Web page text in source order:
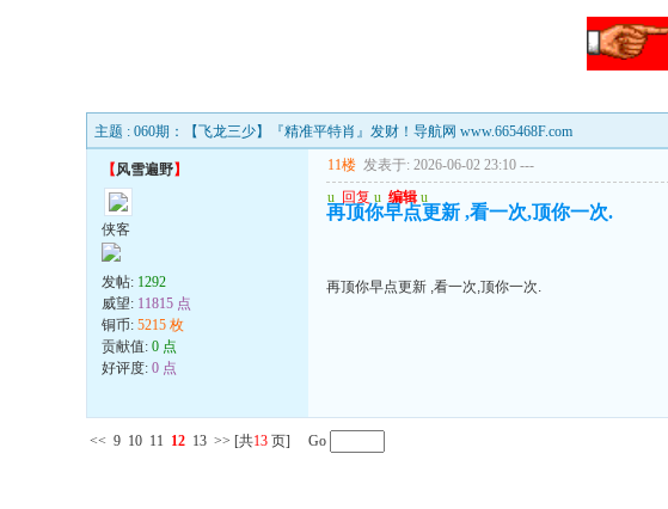
主题 : 060期：【飞龙三少】『精准平特肖』发财！导航网 www.665468F.com
【风雪遍野】
侠客
发帖: 1292
威望: 11815 点
铜币: 5215 枚
贡献值: 0 点
好评度: 0 点
11楼 发表于: 2026-06-02 23:10 ---
u 回复 u 编辑 u
再顶你早点更新 ,看一次,顶你一次.
再顶你早点更新 ,看一次,顶你一次.
<< 9 10 11 12 13 >> [共13 页] Go